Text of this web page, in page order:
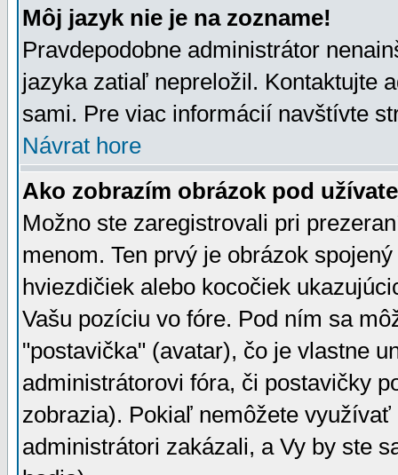
Môj jazyk nie je na zozname!
Pravdepodobne administrátor
jazyka zatiaľ nepreložil. Kontaktujte
sami. Pre viac informácií navštívte
Návrat hore
Ako zobrazím obrázok pod
Možno ste zaregistrovali pri
menom. Ten prvý je obrázok
hviezdičiek alebo kocočiek
Vašu pozíciu vo fóre. Pod ním sa
"postavička" (avatar), čo je vlastne
administrátorovi fóra, či postavičky
zobrazia). Pokiaľ nemôžete
administrátori zakázali, a Vy by ste